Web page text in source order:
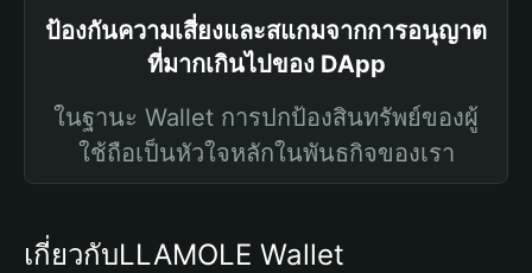
ป้องกันความเสี่ยงและสแกมจากการอนุญาต
ที่มากเกินไปของ DApp
ในฐานะ Wallet การปกป้องสินทรัพย์ของผู้
ใช้ถือเป็นหัวใจหลักในพันธกิจของเรา
เกี่ยวกับLLAMOLE Wallet